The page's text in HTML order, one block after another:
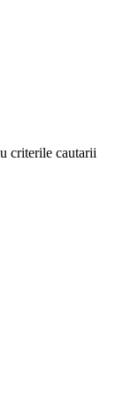
criterile cautarii